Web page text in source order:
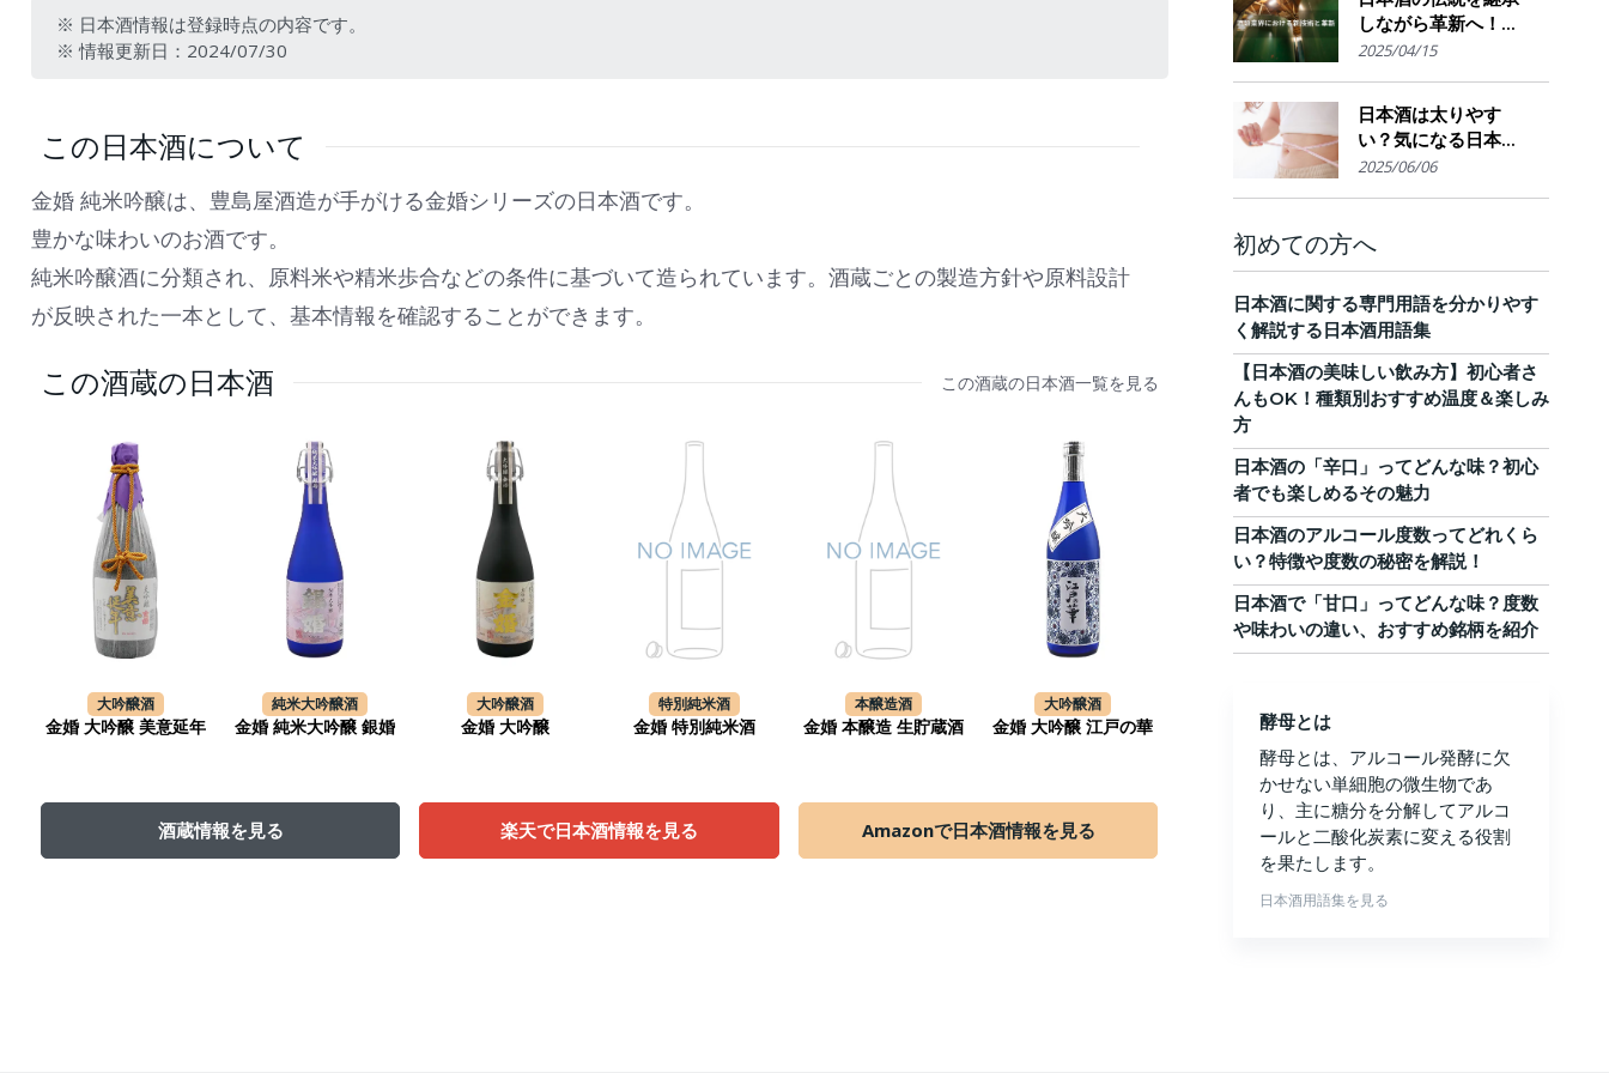
※ 日本酒情報は登録時点の内容です。
※ 情報更新日：2024/07/30
この日本酒について
金婚 純米吟醸は、豊島屋酒造が手がける金婚シリーズの日本酒です。
豊かな味わいのお酒です。
純米吟醸酒に分類され、原料米や精米歩合などの条件に基づいて造られています。酒蔵ごとの製造方針や原料設計
が反映された一本として、基本情報を確認することができます。
この酒蔵の日本酒 この酒蔵の日本酒一覧を見る
大吟醸酒
金婚 大吟醸 美意延年
純米大吟醸酒
金婚 純米大吟醸 銀婚
大吟醸酒
金婚 大吟醸
特別純米酒
金婚 特別純米酒
本醸造酒
金婚 本醸造 生貯蔵酒
大吟醸酒
金婚 大吟醸 江戸の華
酒蔵情報を見る 楽天で日本酒情報を見る Amazonで日本酒情報を見る
しながら革新へ！
AI・IoTが実現する革
の未来展望
2025/04/15
日本酒は太りやす
い？気になる日本酒
のカロリーと糖質。
2025/06/06
初めての方へ
日本酒に関する専門用語を分かりやす
く解説する日本酒用語集
【日本酒の美味しい飲み方】初心者さ
んもOK！種類別おすすめ温度＆楽しみ
方
日本酒の「辛口」ってどんな味？初心
者でも楽しめるその魅力
日本酒のアルコール度数ってどれくら
い？特徴や度数の秘密を解説！
日本酒で「甘口」ってどんな味？度数
や味わいの違い、おすすめ銘柄を紹介
酵母とは
酵母とは、アルコール発酵に欠
かせない単細胞の微生物であ
り、主に糖分を分解してアルコ
ールと二酸化炭素に変える役割
を果たします。
日本酒用語集を見る